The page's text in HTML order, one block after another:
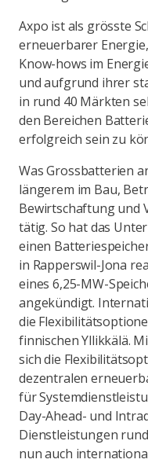
Axpo ist als grösste
erneuerbarer
Know-hows im
und aufgrund ihrer
in rund 40 Märkten
den Bereichen
erfolgreich sein zu
Was Grossbatterien
längerem im Bau,
Bewirtschaftung und
tätig. So hat das
einen
in Rapperswil-Jona
eines 6,25-MW-
angekündigt.
die
finnischen Yllikkälä.
sich die
dezentralen
für
Day-Ahead- und
Dienstleistungen
nun auch